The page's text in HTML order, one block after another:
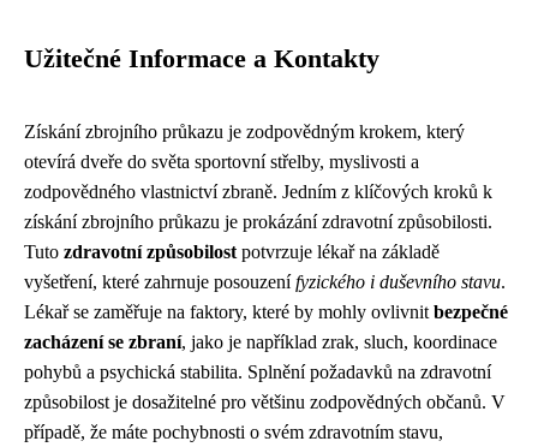
Užitečné Informace a Kontakty
Získání zbrojního průkazu je zodpovědným krokem, který
otevírá dveře do světa sportovní střelby, myslivosti a
zodpovědného vlastnictví zbraně. Jedním z klíčových kroků k
získání zbrojního průkazu je prokázání zdravotní způsobilosti.
Tuto zdravotní způsobilost potvrzuje lékař na základě
vyšetření, které zahrnuje posouzenífyzického i duševního stavu.
Lékař se zaměřuje na faktory, které by mohly ovlivnit bezpečné
zacházení se zbraní, jako je například zrak, sluch, koordinace
pohybů a psychická stabilita. Splnění požadavků na zdravotní
způsobilost je dosažitelné pro většinu zodpovědných občanů. V
případě, že máte pochybnosti o svém zdravotním stavu,